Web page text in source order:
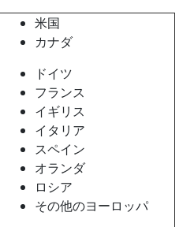
米国
カナダ
ドイツ
フランス
イギリス
イタリア
スペイン
オランダ
ロシア
その他のヨーロッパ